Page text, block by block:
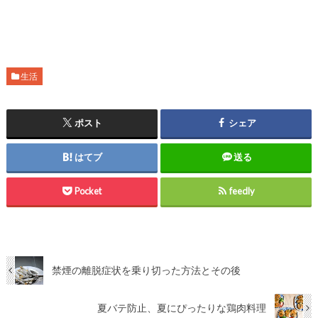
生活
ポスト シェア
はてブ 送る
Pocket feedly
禁煙の離脱症状を乗り切った方法とその後
夏バテ防止、夏にぴったりな鶏肉料理